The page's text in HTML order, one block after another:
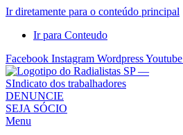
Ir diretamente para o conteúdo principal
Ir para Conteudo
Facebook Instagram WordpressYoutube
Sindicato
dos
Radialistas
DENUNCIE
SEJA SÓCIO
Menu